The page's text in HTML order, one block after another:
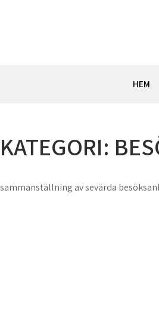
HEM
KATEGORI:
sammanställning av sevärda